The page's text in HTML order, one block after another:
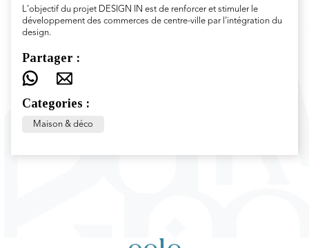
L'objectif du projet DESIGN IN est de renforcer et stimuler le
développement des commerces de centre-ville par l'intégration du
design.
Partager :
Categories :
Maison & déco